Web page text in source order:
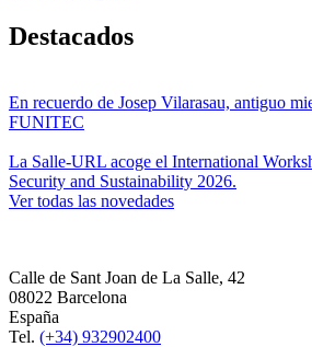
Destacados
En recuerdo de Josep Vilarasau, antiguo
FUNITEC
La Salle-URL acoge el International
Security and Sustainability 2026.
Ver todas las novedades
Calle de Sant Joan de La Salle, 42
08022 Barcelona
España
Tel. (+34) 932902400